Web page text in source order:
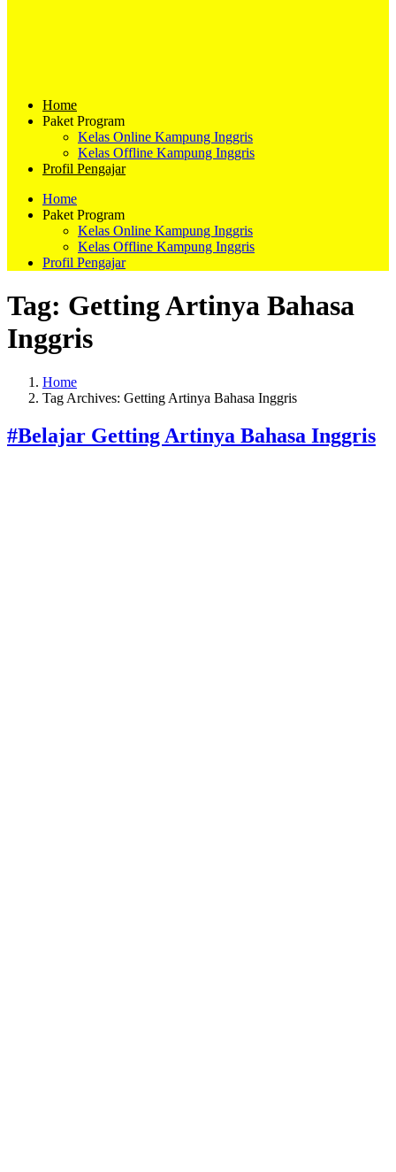
Home
Paket Program
Kelas Online Kampung Inggris
Kelas Offline Kampung Inggris
Profil Pengajar
Home
Paket Program
Kelas Online Kampung Inggris
Kelas Offline Kampung Inggris
Profil Pengajar
Tag: Getting Artinya Bahasa
Inggris
Home
Tag Archives: Getting Artinya Bahasa Inggris
#Belajar Getting Artinya Bahasa Inggris